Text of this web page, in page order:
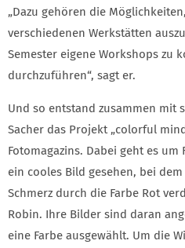
„Dazu gehören die
verschiedenen Werkstätten
Semester eigene Workshops zu
durchzuführen“, sagt er.
Und so entstand zusammen mit
Sacher das Projekt „colorful
Fotomagazins. Dabei geht es um
ein cooles Bild gesehen, bei
Schmerz durch die Farbe Rot
Robin. Ihre Bilder sind daran
eine Farbe ausgewählt. Um die